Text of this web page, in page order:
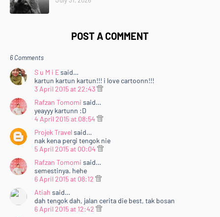
POST A COMMENT
6 Comments
S u M i Esaid…
kartun kartun kartun!!! i love cartoonn!!!
3 April 2015 at 22:43
Rafzan Tomomi said…
yeayyy kartunn :D
4 April 2015 at 08:54
Projek Travel said…
nak kena pergi tengok nie
5 April 2015 at 00:04
Rafzan Tomomi said…
semestinya. hehe
6 April 2015 at 08:12
Atiah said…
dah tengok dah, jalan cerita die best, tak bosan
6 April 2015 at 12:42